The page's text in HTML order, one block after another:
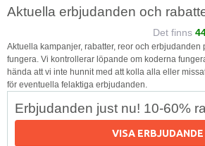
Aktuella erbjudanden och
Det finns
Aktuella kampanjer, rabatter, reor och erbjudanden
fungera. Vi kontrollerar löpande om koderna
hända att vi inte hunnit med att kolla alla eller
för eventuella felaktiga erbjudanden.
Erbjudanden just nu! 10-60%
VISA ERBJUDANDE